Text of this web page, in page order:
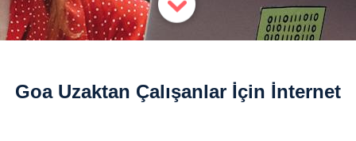
Goa Uzaktan Çalışanlar İçin İnternet